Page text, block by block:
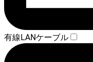
有線LANケーブル